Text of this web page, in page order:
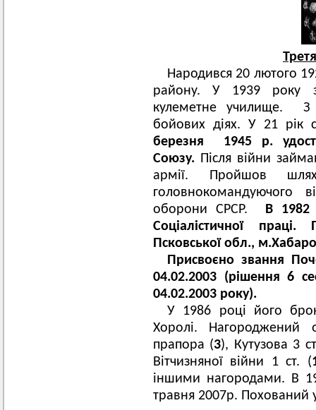
Народився 20 лютого
району. У 1939 року
кулеметне училище. З
бойових діях. У 21 рік
березня 1945 р.
Союзу. Після війни
армії. Пройшов
головнокомандуючого
оборони СРСР.
В 1982
Соціалістичної
Псковської обл.,
Присвоєно звання
04.02.2003 (рішення 6
04.02.2003 року).
У 1986 році його
Хоролі. Нагороджений
прапора (3), Кутузова 3
Вітчизняної війни 1 ст. (
іншими нагородами. В
травня 2007р. Похований